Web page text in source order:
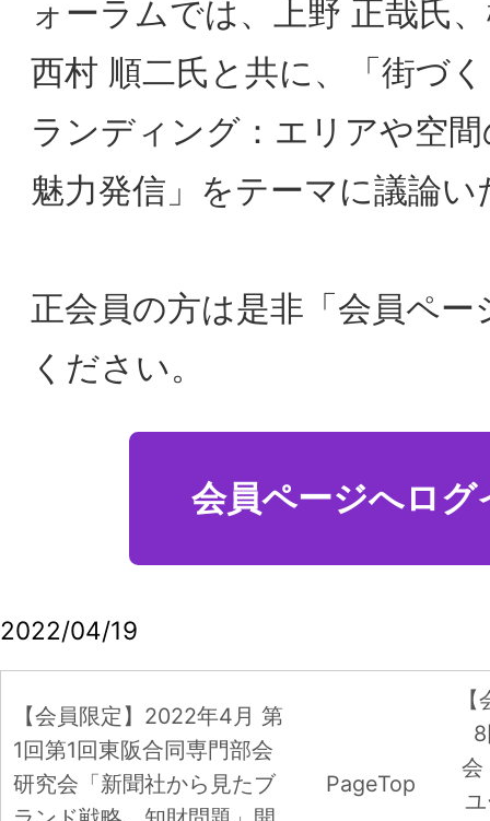
正会員の方は是非「会員ページ」をご確認
ください。
会員ページへログイン
【会員限定】2022年4月 第
1回第1回東阪合同専門部会
研究会「新聞社から見たブ
ランド戦略、知財問題」開
【会員限定】2022年3
8回東阪合同専門部会
【会員限定】2026年4月度 東京第27回
フォーラム 開催レポート
【会員限定】2026年7月7日第3回東阪合
戦略_５つのテーマで考察」
【会員限定】2026年6月3日 第2回東阪
合同研究会「カテゴリーの境界が変わる
時代のブランド創造－食品ブランドは、
生活者の「出番」変化をどう捉えるか